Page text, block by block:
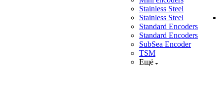
Stainless Steel
Stainless Steel
Standard Encoders
Standard Encoders
SubSea Encoder
TSM
Ещё